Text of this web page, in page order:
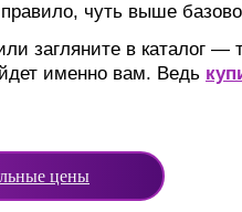
чуть выше
загляните в каталог —
именно вам. Ведь
цены